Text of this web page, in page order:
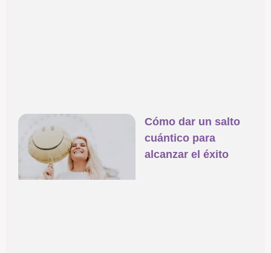
Cómo dar un salto
cuántico para
alcanzar el éxito